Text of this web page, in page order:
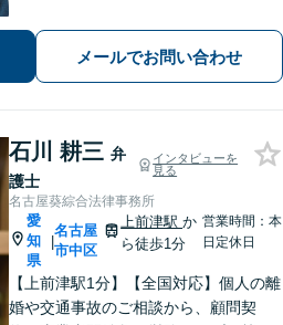
害など。企業法務、相続、交通事故､不
動産、離婚問題、などもお任せくださ
い
メールでお問い合わせ
石川 耕三 弁
護士
インタビューを
見る
名古屋葵綜合法律事務所
愛
知
県
|
名古屋
市中区
上前津駅か
ら徒歩1分
営業時間：本
日定休日
【上前津駅1分】【全国対応】個人の離
婚や交通事故のご相談から、顧問契